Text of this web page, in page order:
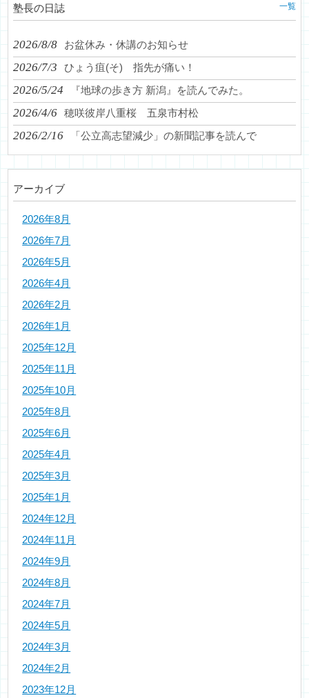
塾長の日誌 一覧
2026/8/8 お盆休み・休講のお知らせ
2026/7/3 ひょう疽(そ) 指先が痛い！
2026/5/24 『地球の歩き方 新潟』を読んでみた。
2026/4/6 穂咲彼岸八重桜 五泉市村松
2026/2/16 「公立高志望減少」の新聞記事を読んで
アーカイブ
2026年8月
2026年7月
2026年5月
2026年4月
2026年2月
2026年1月
2025年12月
2025年11月
2025年10月
2025年8月
2025年6月
2025年4月
2025年3月
2025年1月
2024年12月
2024年11月
2024年9月
2024年8月
2024年7月
2024年5月
2024年3月
2024年2月
2023年12月